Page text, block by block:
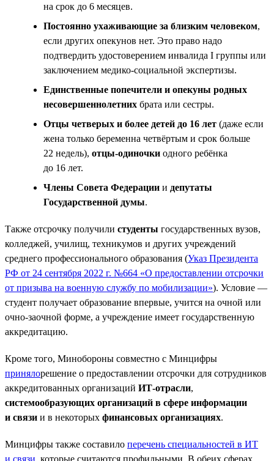
на срок до 6 месяцев.
Постоянно ухаживающие за близким человеком,
если других опекунов нет. Это право надо
подтвердить удостоверением инвалида I группы или
заключением медико-социальной экспертизы.
Единственные попечители и опекуны родных
несовершеннолетних брата или сестры.
Отцы четверых и более детей до 16 лет (даже если
жена только беременна четвёртым и срок больше
22 недель), отцы-одиночки одного ребёнка
до 16 лет.
Члены Совета Федерации и депутаты
Государственной думы.
Также отсрочку получили студенты государственных вузов,
колледжей, училищ, техникумов и других учреждений
среднего профессионального образования (Указ Президента
РФ от 24 сентября 2022 г. №664 «О предоставлении отсрочки
от призыва на военную службу по мобилизации»). Условие —
студент получает образование впервые, учится на очной или
очно-заочной форме, а учреждение имеет государственную
аккредитацию.
Кроме того, Минобороны совместно с Минцифры
принялорешение о предоставлении отсрочки для сотрудников
аккредитованных организаций ИТ-отрасли,
системообразующих организаций в сфере информации
и связи и в некоторых финансовых организациях.
Минцифры также составило перечень специальностей в ИТ
и связи , которые считаются профильными. В обеих сферах